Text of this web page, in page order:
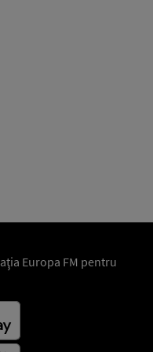
Europa FM pentru